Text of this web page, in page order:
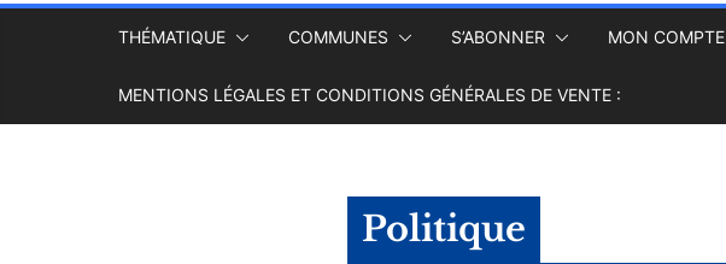
THÉMATIQUE COMMUNES S’ABONNER MON COMPTE
MENTIONS LÉGALES ET CONDITIONS GÉNÉRALES DE VENTE :
Politique